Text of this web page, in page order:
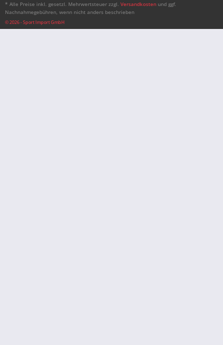
* Alle Preise inkl. gesetzl. Mehrwertsteuer zzgl. Versandkosten und ggf.
Nachnahmegebühren, wenn nicht anders beschrieben
© 2026 - Sport Import GmbH